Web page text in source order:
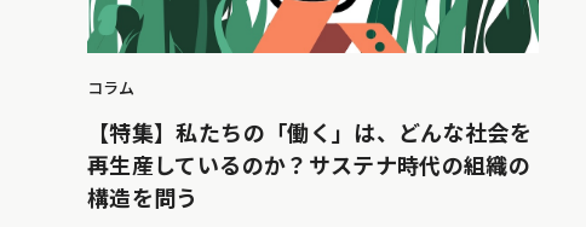
コラム
【特集】私たちの「働く」は、どんな社会を
再生産しているのか？サステナ時代の組織の
構造を問う